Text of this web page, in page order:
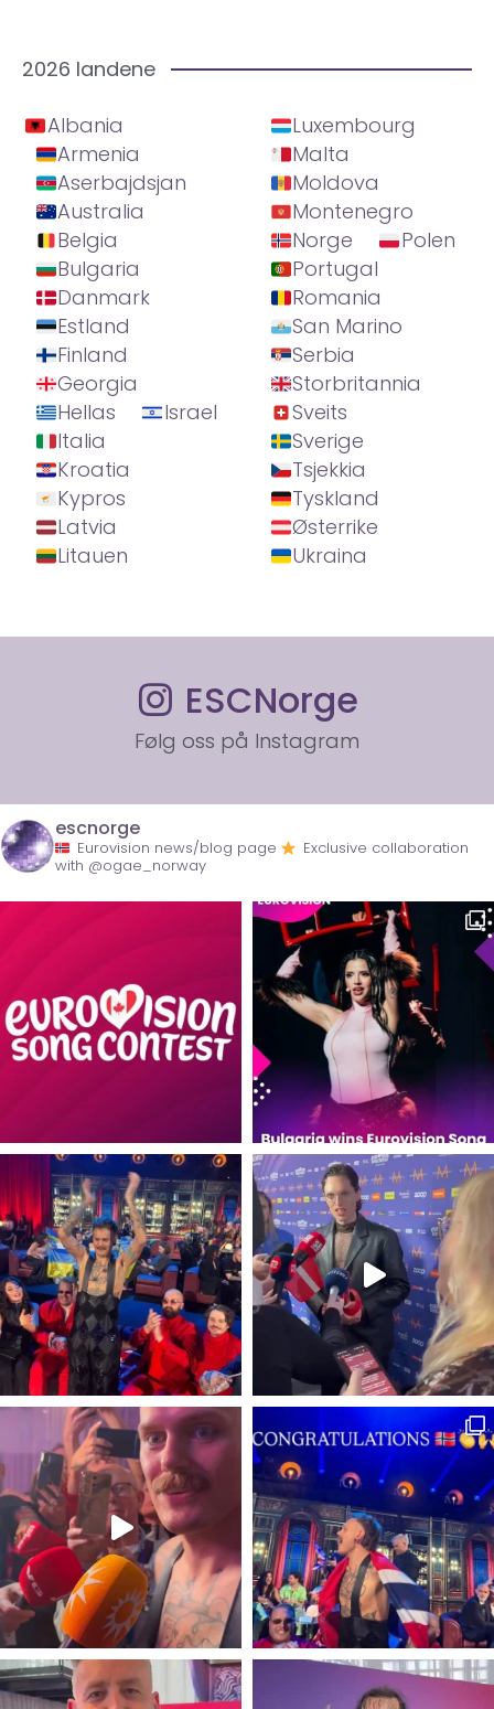
2026 landene
Albania
Armenia
Aserbajdsjan
Australia
Belgia
Bulgaria
Danmark
Estland
Finland
Georgia
Hellas
Israel
Italia
Kroatia
Kypros
Latvia
Litauen
Luxembourg
Malta
Moldova
Montenegro
Norge
Polen
Portugal
Romania
San Marino
Serbia
Storbritannia
Sveits
Sverige
Tsjekkia
Tyskland
Østerrike
Ukraina
ESCNorge
Følg oss på Instagram
escnorge
Eurovision news/blog page
Exclusive collaboration
with @ogae_norway